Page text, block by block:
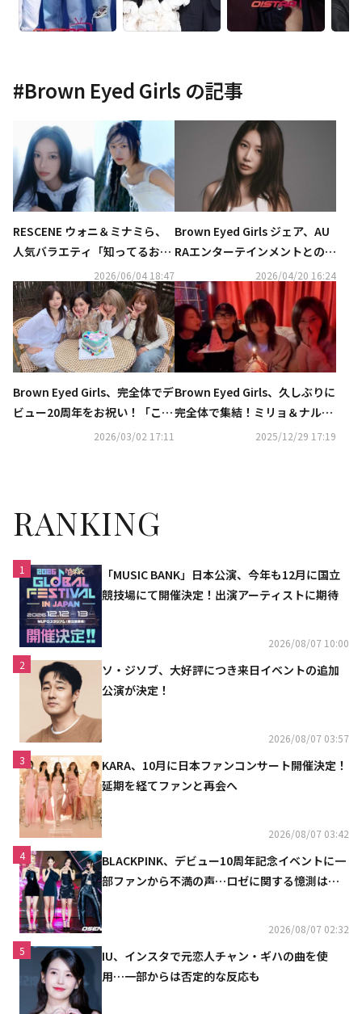
#Brown Eyed Girls の記事
RESCENE ウォニ＆ミナミら、
人気バラエティ「知ってるお兄
さん」に出演決定！2026/06/04 18:47
Brown Eyed Girls ジェア、AU
RAエンターテインメントとの専
2026/04/20 16:24
Brown Eyed Girls、完全体でデ
ビュー20周年をお祝い！「これ
からが始まり」（動画あり）
2026/03/02 17:11
Brown Eyed Girls、久しぶりに
完全体で集結！ミリョ＆ナルシ
ャの誕生日をお祝い「愛してる
2025/12/29 17:19
RANKING
1
「MUSIC BANK」日本公演、今年も12月に国立
競技場にて開催決定！出演アーティストに期待
2026/08/07 10:00
2
ソ・ジソブ、大好評につき来日イベントの追加
公演が決定！
2026/08/07 03:57
3
KARA、10月に日本ファンコンサート開催決定！
延期を経てファンと再会へ
2026/08/07 03:42
4
BLACKPINK、デビュー10周年記念イベントに一
部ファンから不満の声…ロゼに関する憶測は否
2026/08/07 02:32
5
IU、インスタで元恋人チャン・ギハの曲を使
用…一部からは否定的な反応も